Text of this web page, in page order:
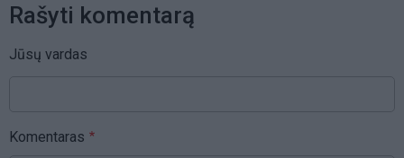
Rašyti komentarą
Jūsų vardas
Komentaras